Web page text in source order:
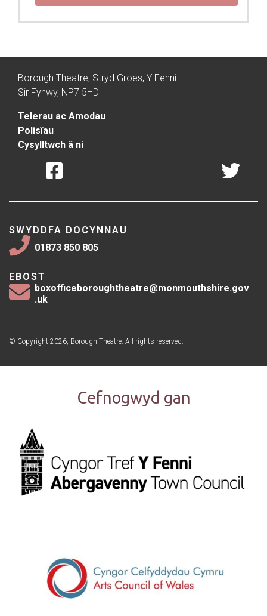
Borough Theatre, Stryd Groes, Y Fenni
Sir Fynwy, NP7 5HD
Telerau ac Amodau
Polisïau
Cysylltwch â ni
SWYDDFA DOCYNNAU
01873 850 805
EBOST
boxofficeboroughtheatre@monmouthshire.gov
.uk
© Copyright 2026, Borough Theatre. All rights reserved.
Cefnogwyd gan